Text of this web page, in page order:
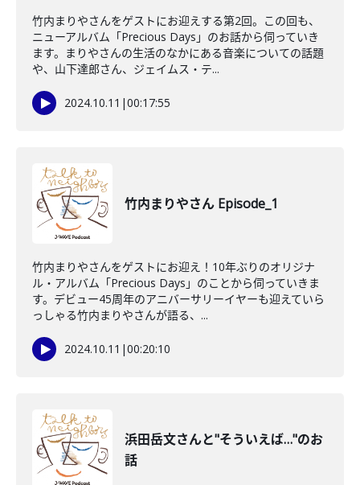
竹内まりやさんをゲストにお迎えする第2回。この回も、
ニューアルバム「Precious Days」のお話から伺っていき
ます。まりやさんの生活のなかにある音楽についての話題
や、山下達郎さん、ジェイムス・テ...
2024.10.11 |00:17:55
竹内まりやさん Episode_1
竹内まりやさんをゲストにお迎え！10年ぶりのオリジナ
ル・アルバム「Precious Days」のことから伺っていきま
す。デビュー45周年のアニバーサリーイヤーも迎えていら
っしゃる竹内まりやさんが語る、...
2024.10.11 |00:20:10
浜田岳文さんと"そういえば…"のお
話